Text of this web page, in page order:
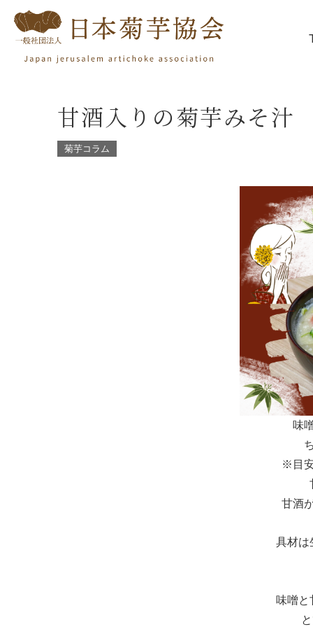
甘酒入りの菊芋みそ汁
菊芋コラム
味
※目
甘酒
具材は
味噌と